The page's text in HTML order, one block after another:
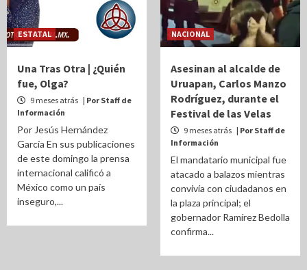
ESTATAL
Una Tras Otra | ¿Quién
fue, Olga?
9 meses atrás | Por Staff de
Información
Por Jesús Hernández
García En sus publicaciones
de este domingo la prensa
internacional calificó a
México como un país
inseguro,...
NACIONAL
Asesinan al alcalde de
Uruapan, Carlos Manzo
Rodríguez, durante el
Festival de las Velas
9 meses atrás | Por Staff de
Información
El mandatario municipal fue
atacado a balazos mientras
convivía con ciudadanos en
la plaza principal; el
gobernador Ramírez Bedolla
confirma...